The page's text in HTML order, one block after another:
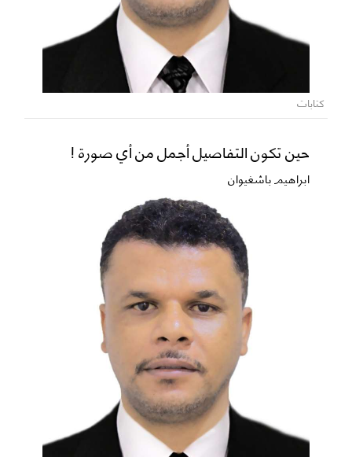
كتابات
حين تكون التفاصيل أجمل من أي صورة !
ابراهيم باشغيوان